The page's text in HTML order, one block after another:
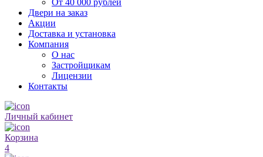
От 40 000 рублей
Двери на заказ
Акции
Доставка и установка
Компания
О нас
Застройщикам
Лицензии
Контакты
Личный кабинет
Корзина
4